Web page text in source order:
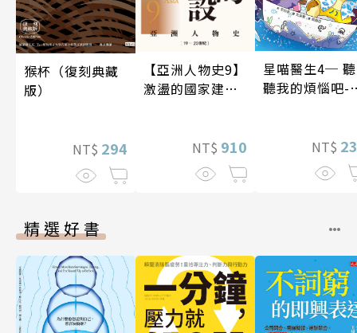
猴杯（復刻典藏
版）
NT$ 294
【亞洲人物史9】
激盪的國家建設
NT$ 910
星喵醫生4─ 聽
聽我的煩惱吧-
NT$
精選好書